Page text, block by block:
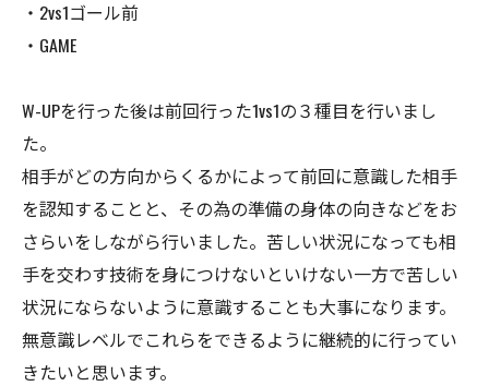
・2vs1ゴール前
・GAME
W-UPを行った後は前回行った1vs1の３種目を行いまし
た。
相手がどの方向からくるかによって前回に意識した相手
を認知することと、その為の準備の身体の向きなどをお
さらいをしながら行いました。苦しい状況になっても相
手を交わす技術を身につけないといけない一方で苦しい
状況にならないように意識することも大事になります。
無意識レベルでこれらをできるように継続的に行ってい
きたいと思います。